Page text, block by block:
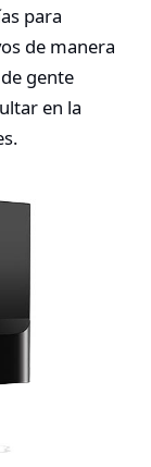
para
de manera
gente
en la